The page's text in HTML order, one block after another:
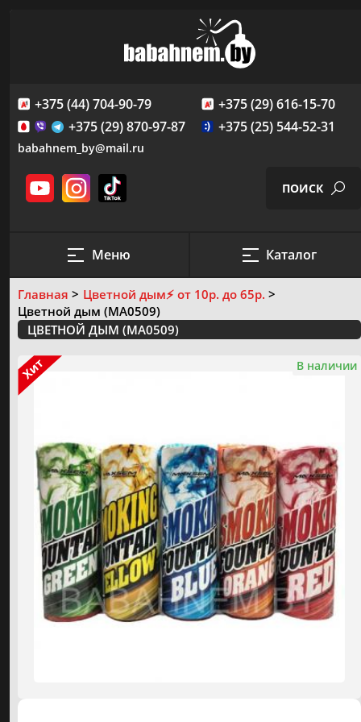
+375 (44) 704-90-79
+375 (29) 616-15-70
+375 (29) 870-97-87
+375 (25) 544-52-31
babahnem_by@mail.ru
ПОИСК
Меню Каталог
САЛЮТЫ И ФЕЙЕРВЕРКИ
СКИДКИ И АКЦИИ
ЛИЦЕНЗИЯ
ДЛЯ КЛИЕНТОВ
МАГАЗИНЫ
ОТЗЫВЫ
ВИДЕОКАТАЛОГ
ПРОВЕДЕНИЕ ФЕЙЕРВЕРК-ШОУ
Создание пиромузыкального шоу
Пиротехнические фигуры и надписи
Фонтаны холодного огня
Наши работы
Гендер-пати
Аренда спецэффектов
КАТАЛОГ ПИРОТЕХНИКИ
Цветной дым
⚡️ от 10р. до 65р.
Главная Цветной дым⚡️ от 10р. до 65р.
Цветной дым (MA0509)
ЦВЕТНОЙ ДЫМ (MA0509)
В наличии